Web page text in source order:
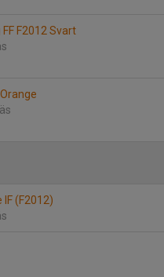
F2012 Svart
IF (F2012)